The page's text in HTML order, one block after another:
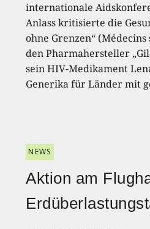
internationale
Anlass kritisierte die
ohne Grenzen“
den Pharmahersteller
sein HIV-Medikament
Generika für Länder mit
NEWS
Aktion am